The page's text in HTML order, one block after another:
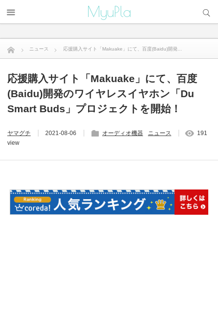
MyuPla
ニュース 応援購入サイト「Makuake」にて、百度(Baidu)開発...
応援購入サイト「Makuake」にて、百度
(Baidu)開発のワイヤレスイヤホン「Du
Smart Buds」プロジェクトを開始！
ヤマグチ 2021-08-06 オーディオ機器 ニュース
191
view